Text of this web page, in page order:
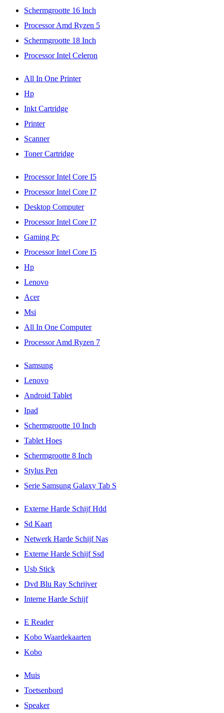
Schermgrootte 16 Inch
Processor Amd Ryzen 5
Schermgrootte 18 Inch
Processor Intel Celeron
All In One Printer
Hp
Inkt Cartridge
Printer
Scanner
Toner Cartridge
Processor Intel Core I5
Processor Intel Core I7
Desktop Computer
Processor Intel Core I7
Gaming Pc
Processor Intel Core I5
Hp
Lenovo
Acer
Msi
All In One Computer
Processor Amd Ryzen 7
Samsung
Lenovo
Android Tablet
Ipad
Schermgrootte 10 Inch
Tablet Hoes
Schermgrootte 8 Inch
Stylus Pen
Serie Samsung Galaxy Tab S
Externe Harde Schijf Hdd
Sd Kaart
Netwerk Harde Schijf Nas
Externe Harde Schijf Ssd
Usb Stick
Dvd Blu Ray Schrijver
Interne Harde Schijf
E Reader
Kobo Waardekaarten
Kobo
Muis
Toetsenbord
Speaker